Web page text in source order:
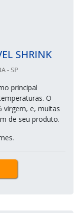
SHRINK
- SP
principal
O
virgem, e, muitas
de seu produto.